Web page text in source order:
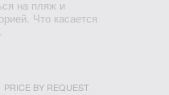
на пляж и
Что касается
PRICE BY REQUEST